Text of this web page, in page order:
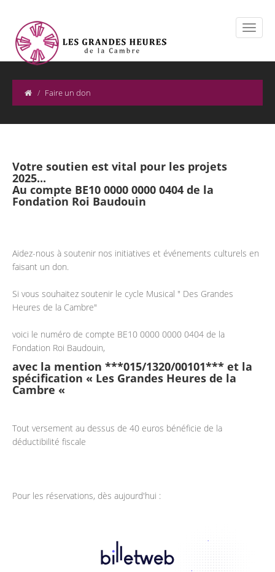
Faire un don
Votre soutien est vital pour les projets
2025...
Au compte BE10 0000 0000 0404 de la
Fondation Roi Baudouin
Aidez-nous à soutenir nos initiatives et événements culturels en
faisant un don.
Si vous souhaitez soutenir le cycle Musical " Des Grandes
Heures de la Cambre"
voici le numéro de compte BE10 0000 0000 0404 de la
Fondation Roi Baudouin,
avec la mention ***015/1320/00101*** et la
spécification « Les Grandes Heures de la
Cambre «
Tout versement au dessus de 40 euros bénéficie de la
déductibilité fiscale
Pour les réservations, dès aujourd'hui :